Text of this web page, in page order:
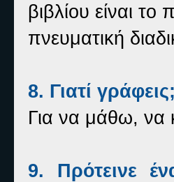
βιβλίου είναι
πνευματική
8. Γιατί γράφεις;
Για να μάθω, να
9. Πρότεινε